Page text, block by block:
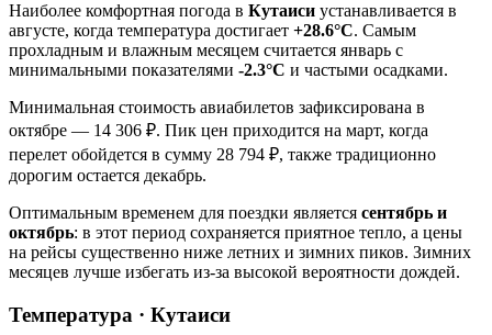
Наиболее комфортная погода в Кутаиси устанавливается в
августе, когда температура достигает +28.6°C. Самым
прохладным и влажным месяцем считается январь с
минимальными показателями -2.3°C и частыми осадками.
Минимальная стоимость авиабилетов зафиксирована в
октябре — 14 306 ₽. Пик цен приходится на март, когда
перелет обойдется в сумму 28 794 ₽, также традиционно
дорогим остается декабрь.
Оптимальным временем для поездки является сентябрь и
октябрь: в этот период сохраняется приятное тепло, а цены
на рейсы существенно ниже летних и зимних пиков. Зимних
месяцев лучше избегать из-за высокой вероятности дождей.
Температура · Кутаиси